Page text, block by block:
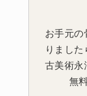
お手元の
りました
古美術永
無